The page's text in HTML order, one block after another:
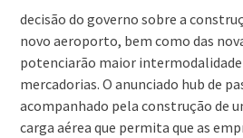
decisão do governo sobre a
novo aeroporto, bem como das
potenciarão maior intermodalidade
mercadorias. O anunciado hub de
acompanhado pela construção de
carga aérea que permita que as